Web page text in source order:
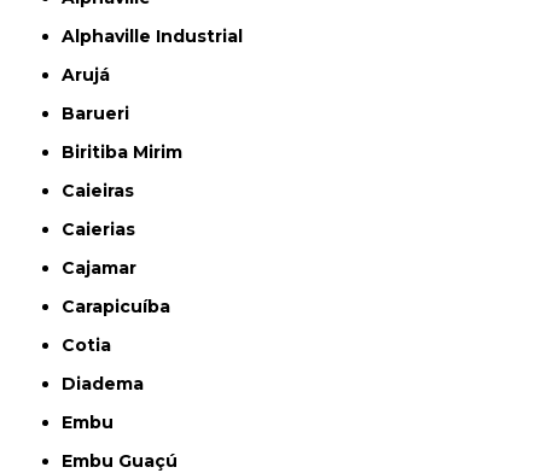
Alphaville Industrial
Arujá
Barueri
Biritiba Mirim
Caieiras
Caierias
Cajamar
Carapicuíba
Cotia
Diadema
Embu
Embu Guaçú